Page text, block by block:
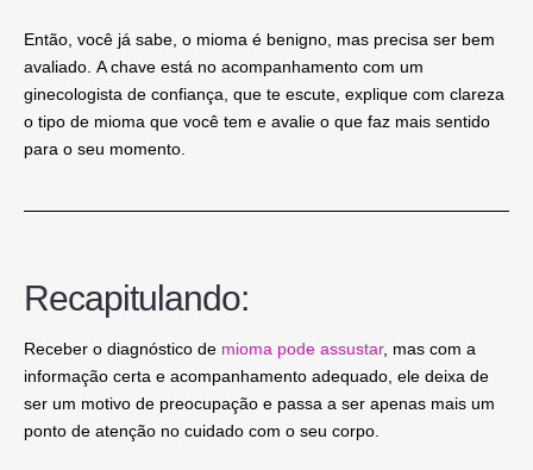
Então, você já sabe, o mioma é benigno, mas precisa ser bem
avaliado. A chave está no acompanhamento com um
ginecologista de confiança, que te escute, explique com clareza
o tipo de mioma que você tem e avalie o que faz mais sentido
para o seu momento.
Recapitulando:
Receber o diagnóstico de mioma pode assustar, mas com a
informação certa e acompanhamento adequado, ele deixa de
ser um motivo de preocupação e passa a ser apenas mais um
ponto de atenção no cuidado com o seu corpo.